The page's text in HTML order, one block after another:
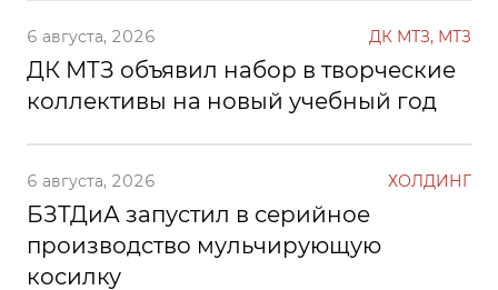
6 августа, 2026 ДК МТЗ, МТЗ
ДК МТЗ объявил набор в творческие
коллективы на новый учебный год
6 августа, 2026 ХОЛДИНГ
БЗТДиА запустил в серийное
производство мульчирующую
косилку